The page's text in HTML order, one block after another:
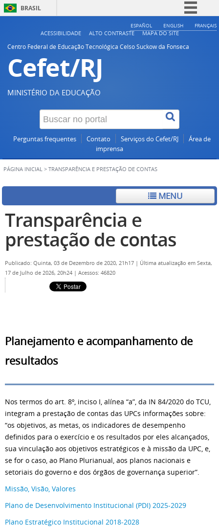
BRASIL
Simplifique!
ESPAÑOL ENGLISH FRANÇAIS
ACESSIBILIDADE ALTO CONTRASTE
MAPA DO SITE
Centro Federal de Educação Tecnológica Celso Suckow da Fonseca
Cefet/RJ
MINISTÉRIO DA EDUCAÇÃO
Perguntas frequentes Contato Serviços do Cefet/RJ
Área de
imprensa
PÁGINA INICIAL > TRANSPARÊNCIA E PRESTAÇÃO DE CONTAS
MENU
Transparência e
prestação de contas
Publicado: Quinta, 03 de Dezembro de 2020, 21h17 | Última atualização em Sexta,
17 de Julho de 2026, 20h24 | Acessos: 46820
Planejamento e acompanhamento de
resultados
Nos termos do art. 8º, inciso I, alínea “a”, da IN 84/2020 do TCU,
integram a prestação de contas das UPCs informações sobre:
“os objetivos, as metas, os indicadores de desempenho
definidos para o exercício e os resultados por eles alcançados,
sua vinculação aos objetivos estratégicos e à missão da UPC, e,
se for o caso, ao Plano Plurianual, aos planos nacionais e
setoriais do governo e dos órgãos de governança superior”.
Missão, Visão, Valores
Plano de Desenvolvimento Institucional (PDI) 2025-2029
Plano Estratégico Institucional 2018-2028